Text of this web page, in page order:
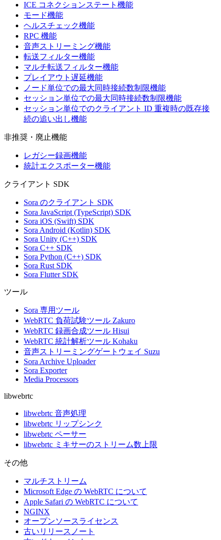
ICE コネクションステート機能
モード機能
ヘルスチェック機能
RPC 機能
音声ストリーミング機能
転送フィルター機能
マルチ転送フィルター機能
プレイアウト遅延機能
ノード単位での最大同時接続数制限機能
セッション単位での最大同時接続数制限機能
セッション単位でのクライアント ID 重複時の既存接
続の追い出し機能
非推奨・廃止機能
レガシー録画機能
統計エクスポーター機能
クライアント SDK
Sora のクライアント SDK
Sora JavaScript (TypeScript) SDK
Sora iOS (Swift) SDK
Sora Android (Kotlin) SDK
Sora Unity (C++) SDK
Sora C++ SDK
Sora Python (C++) SDK
Sora Rust SDK
Sora Flutter SDK
ツール
Sora 専用ツール
WebRTC 負荷試験ツール Zakuro
WebRTC 録画合成ツール Hisui
WebRTC 統計解析ツール Kohaku
音声ストリーミングゲートウェイ Suzu
Sora Archive Uploader
Sora Exporter
Media Processors
libwebrtc
libwebrtc 音声処理
libwebrtc リップシンク
libwebrtc ペーサー
libwebrtc ミキサーのストリーム数上限
その他
マルチストリーム
Microsoft Edge の WebRTC について
Apple Safari の WebRTC について
NGINX
オープンソースライセンス
古いリリースノート